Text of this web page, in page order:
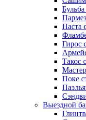
Паста
Гирос
Такос
Поке
Выездной